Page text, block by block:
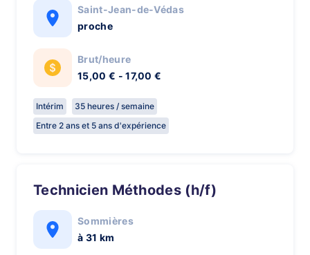
Saint-Jean-de-Védas
proche
Brut/heure
15,00 € - 17,00 €
Intérim
35 heures / semaine
Entre 2 ans et 5 ans d'expérience
Technicien Méthodes (h/f)
Sommières
à 31 km